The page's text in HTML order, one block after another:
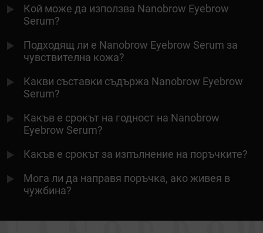
Кой може да използва Nanobrow Eyebrow
Serum?
Подходящ ли е Nanobrow Eyebrow Serum за
чувствителна кожа?
Какви съставки съдържа Nanobrow Eyebrow
Serum?
Какъв е срокът на годност на Nanobrow
Eyebrow Serum?
Какъв е срокът за изпълнение на поръчките?
Мога ли да направя поръчка, ако живея в
чужбина?